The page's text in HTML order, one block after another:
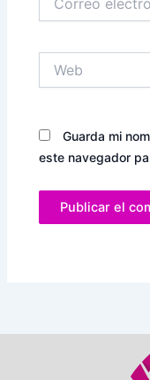
electrónico*
Guarda mi
este navegador